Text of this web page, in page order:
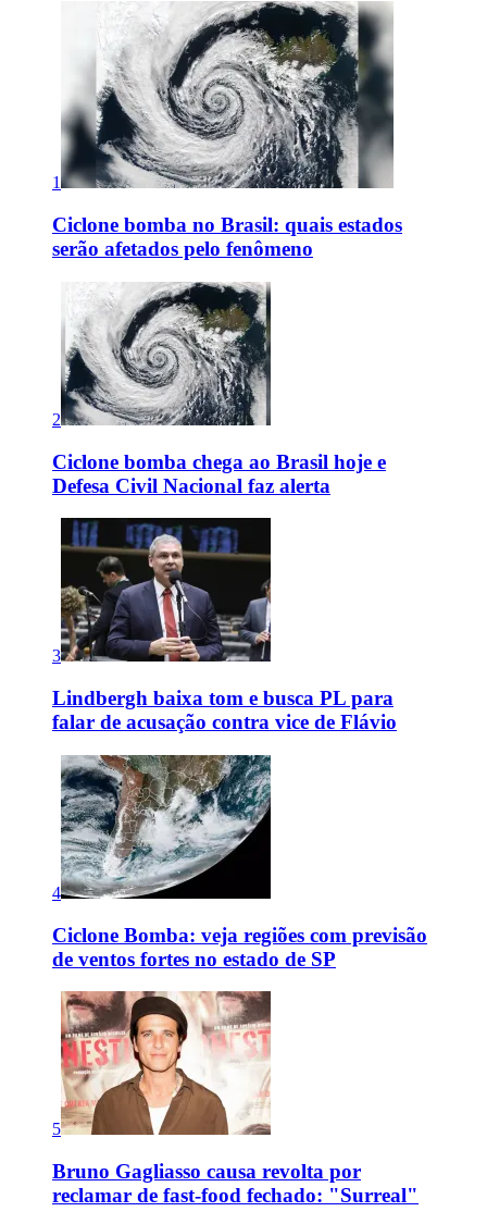
1
Ciclone bomba no Brasil: quais estados
serão afetados pelo fenômeno
2
Ciclone bomba chega ao Brasil hoje e
Defesa Civil Nacional faz alerta
3
Lindbergh baixa tom e busca PL para
falar de acusação contra vice de Flávio
4
Ciclone Bomba: veja regiões com previsão
de ventos fortes no estado de SP
5
Bruno Gagliasso causa revolta por
reclamar de fast-food fechado: "Surreal"